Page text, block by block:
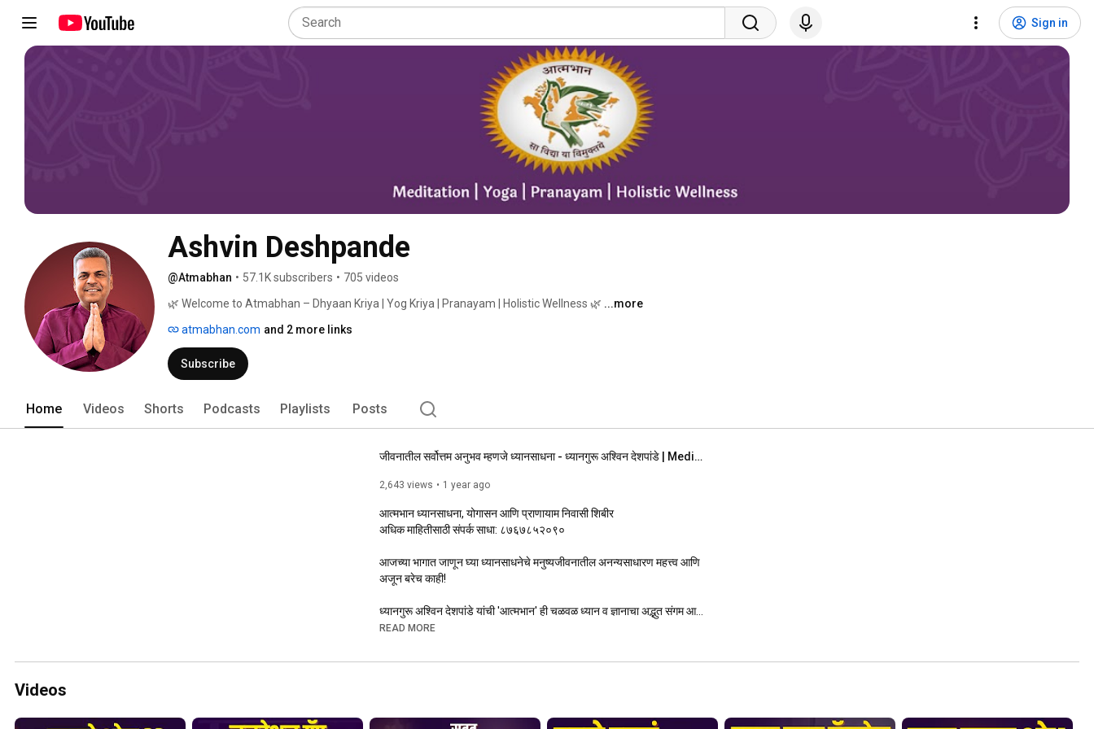
Sign in
Ashvin Deshpande
@Atmabhan • 57.1K subscribers • 705 videos
🌿 Welcome to Atmabhan – Dhyaan Kriya | Yog Kriya | Pranayam | Holistic Wellness 🌿 ...more
atmabhan.com and 2 more links
Subscribe
Home Videos Shorts Podcasts Playlists Posts
जीवनातील सर्वोत्तम अनुभव म्हणजे ध्यानसाधना - ध्यानगुरू अश्विन देशपांडे | Meditation #atmabhan
2,643 views 1 year ago
आत्मभान ध्यानसाधना, योगासन आणि प्राणायाम निवासी शिबीर
अधिक माहितीसाठी संपर्क साधा: ८७६७८५२०९०
आजच्या भागात जाणून घ्या ध्यानसाधनेचे मनुष्यजीवनातील अनन्यसाधारण महत्त्व आणि
अजून बरेच काही!
ध्यानगुरू अश्विन देशपांडे यांची 'आत्मभान' ही चळवळ ध्यान व ज्ञानाचा अद्भुत संगम आहे.
'आत्मभान' तर्फे नियमित दैनंदिन निर्देशित ध्यानसाधना, निर्देशित ध्यान प्रशिक्षण शिबिर,
आयोजित केले जातात.
READ MORE
Videos